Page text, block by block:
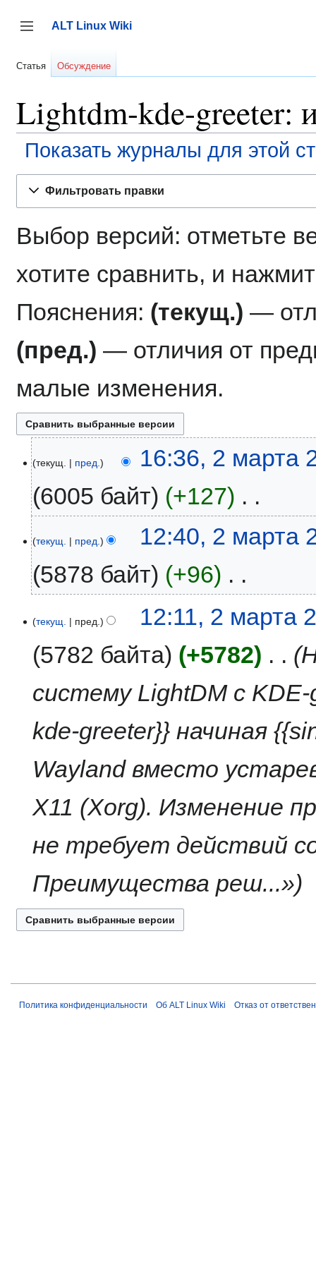
содержанию
Переключить боковую панель
ALT Linux Wiki
Статья Обсуждение
Lightdm-kde-greeter:
Показать журналы для этой
Фильтровать правки
Выбор версий: отметьте
хотите сравнить, и
Пояснения: (текущ.) —
(пред.) — отличия от
малые изменения.
марта
2026
текущ. пред.
16:36, 2 марта
6005 байт
+127
е
о
п
а
н
и
п
а
в
и
текущ. пред.
12:40, 2 марта
5878 байт
+96
е
о
п
с
н
и
п
а
в
и
текущ. пред.
12:11, 2 марта
5782 байта
+5782
систему LightDM с
kde-greeter}} начиная
Wayland вместо
X11 (Xorg). Изменение
не требует действий
Преимущества реш...»
Политика конфиденциальности Об ALT Linux Wiki Отказ от